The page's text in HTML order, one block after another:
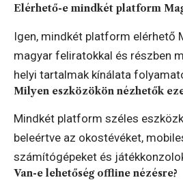
Elérhető-e mindkét platform
Igen, mindkét platform elérhető
magyar feliratokkal és részben
helyi tartalmak kínálata
Milyen eszközökön nézhetők
Mindkét platform széles
beleértve az okostévéket,
számítógépeket és
Van-e lehetőség offline nézésre?